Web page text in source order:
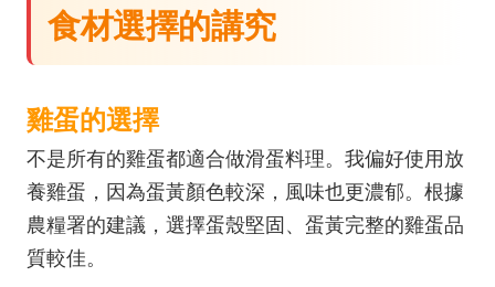
食材選擇的講究
雞蛋的選擇
不是所有的雞蛋都適合做滑蛋料理。我偏好使用放
養雞蛋，因為蛋黃顏色較深，風味也更濃郁。根據
農糧署的建議，選擇蛋殼堅固、蛋黃完整的雞蛋品
質較佳。